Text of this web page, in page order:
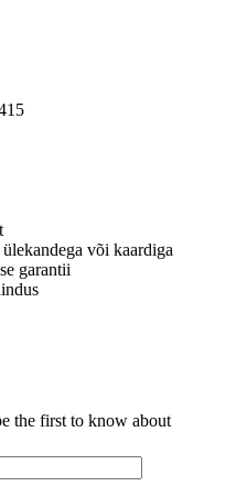
või kaardiga
garantii
the first to know about